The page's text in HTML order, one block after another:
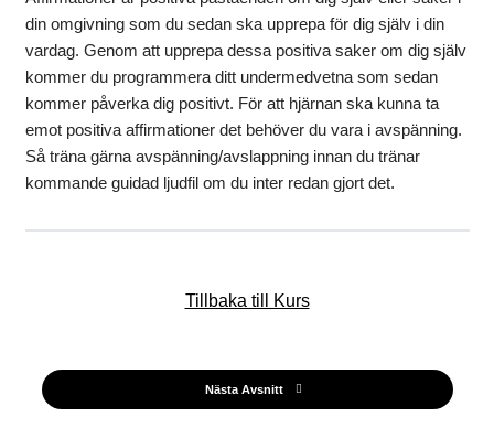
din omgivning som du sedan ska upprepa för dig själv i din
vardag. Genom att upprepa dessa positiva saker om dig själv
kommer du programmera ditt undermedvetna som sedan
kommer påverka dig positivt. För att hjärnan ska kunna ta
emot positiva affirmationer det behöver du vara i avspänning.
Så träna gärna avspänning/avslappning innan du tränar
kommande guidad ljudfil om du inter redan gjort det.
Tillbaka till Kurs
Nästa Avsnitt